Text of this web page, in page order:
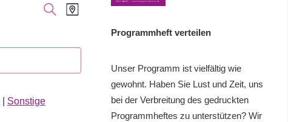
Veranstaltungen
Ansichten,
Navigation
SUCHEVeranstaltung
Ansichten-
Navigation
KARTE
Sonstige
Programmheft verteilen
Unser Programm ist vielfältig wie
gewohnt. Haben Sie Lust und Zeit, uns
bei der Verbreitung des gedruckten
Programmheftes zu unterstützen? Wir